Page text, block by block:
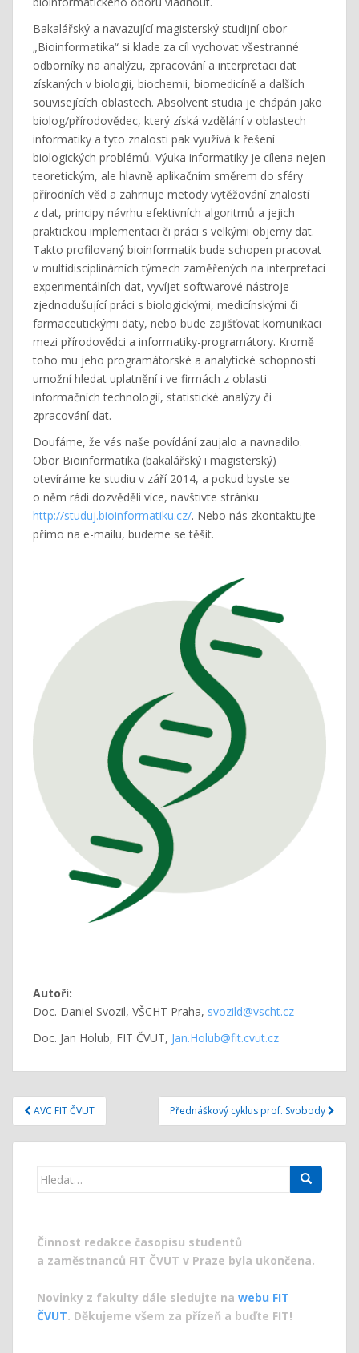
Bakalářský a navazující magisterský studijní obor
„Bioinformatika“ si klade za cíl vychovat všestranné
odborníky na analýzu, zpracování a interpretaci dat
získaných v biologii, biochemii, biomedicíně a dalších
souvisejících oblastech. Absolvent studia je chápán jako
biolog/přírodovědec, který získá vzdělání v oblastech
informatiky a tyto znalosti pak využívá k řešení
biologických problémů. Výuka informatiky je cílena nejen
teoretickým, ale hlavně aplikačním směrem do sféry
přírodních věd a zahrnuje metody vytěžování znalostí
z dat, principy návrhu efektivních algoritmů a jejich
praktickou implementaci či práci s velkými objemy dat.
Takto profilovaný bioinformatik bude schopen pracovat
v multidisciplinárních týmech zaměřených na interpretaci
experimentálních dat, vyvíjet softwarové nástroje
zjednodušující práci s biologickými, medicínskými či
farmaceutickými daty, nebo bude zajišťovat komunikaci
mezi přírodovědci a informatiky-programátory. Kromě
toho mu jeho programátorské a analytické schopnosti
umožní hledat uplatnění i ve firmách z oblasti
informačních technologií, statistické analýzy či
zpracování dat.
Doufáme, že vás naše povídání zaujalo a navnadilo.
Obor Bioinformatika (bakalářský i magisterský)
otevíráme ke studiu v září 2014, a pokud byste se
o něm rádi dozvěděli více, navštivte stránku
http://studuj.bioinformatiku.cz/. Nebo nás zkontaktujte
přímo na e-mailu, budeme se těšit.
Autoři:
Doc. Daniel Svozil, VŠCHT Praha, svozild@vscht.cz
Doc. Jan Holub, FIT ČVUT, Jan.Holub@fit.cvut.cz
Navigace
pro
příspěvek
AVC FIT ČVUT Přednáškový cyklus prof. Svobody
Search
Činnost redakce časopisu studentů
a zaměstnanců FIT ČVUT v Praze byla ukončena.
Novinky z fakulty dále sledujte na webu FIT
ČVUT. Děkujeme všem za přízeň a buďte FIT!